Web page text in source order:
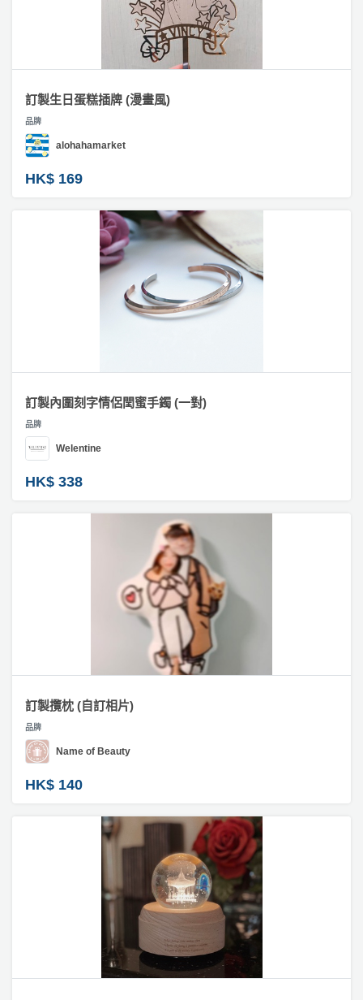
訂製生日蛋糕插牌 (漫畫風)
品牌
alohahamarket
HK$ 169
訂製內圍刻字情侶閏蜜手鐲 (一對)
品牌
Welentine
HK$ 338
訂製攬枕 (自訂相片)
品牌
Name of Beauty
HK$ 140